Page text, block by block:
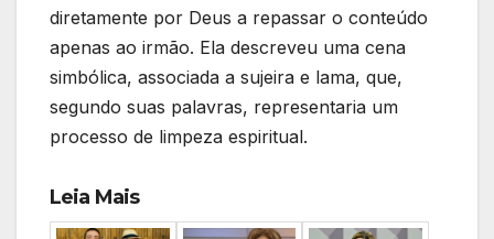
diretamente por Deus a repassar o conteúdo
apenas ao irmão. Ela descreveu uma cena
simbólica, associada a sujeira e lama, que,
segundo suas palavras, representaria um
processo de limpeza espiritual.
Leia Mais